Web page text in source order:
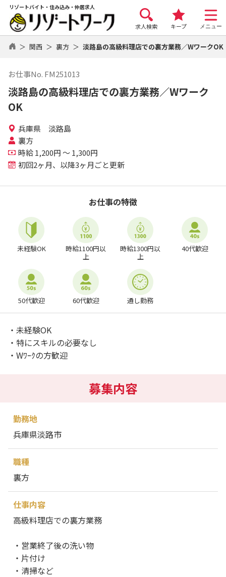
リゾートバイト・住み込み・仲居求人
求人検索 キープ メニュー
関西 裏方 淡路島の高級料理店での裏方業務／WワークOK
お仕事No. FM251013
淡路島の高級料理店での裏方業務／Wワーク
OK
兵庫県 淡路島
裏方
時給 1,200円 ～ 1,300円
初回2ヶ月、以降3ヶ月ごと更新
お仕事の特徴
未経験OK
時給1100円以
上
時給1300円以
上
40代歓迎
50代歓迎 60代歓迎 通し勤務
・未経験OK
・特にスキルの必要なし
・Wﾜｰｸの方歓迎
募集内容
勤務地
兵庫県淡路市
職種
裏方
仕事内容
高級料理店での裏方業務
・営業終了後の洗い物
・片付け
・清掃など